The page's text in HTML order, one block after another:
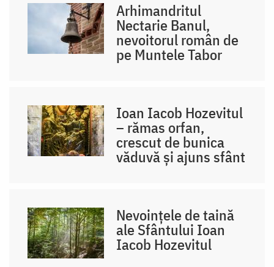
Arhimandritul
Nectarie Banul,
nevoitorul român de
pe Muntele Tabor
Ioan Iacob Hozevitul
– rămas orfan,
crescut de bunica
văduvă și ajuns sfânt
Nevoințele de taină
ale Sfântului Ioan
Iacob Hozevitul